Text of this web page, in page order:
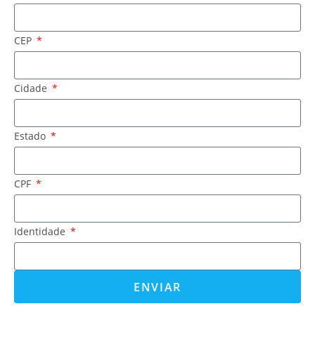
CEP
Cidade
Estado
CPF
Identidade
ENVIAR